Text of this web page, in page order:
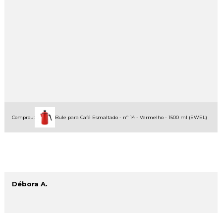
Comprou: Bule para Café Esmaltado - nº 14 - Vermelho - 1500 ml (EWEL)
Débora A.